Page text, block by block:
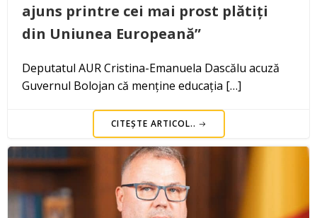
ajuns printre cei mai prost plătiți
din Uniunea Europeană”
Deputatul AUR Cristina-Emanuela Dascălu acuză
Guvernul Bolojan că menține educația […]
CITEȘTE ARTICOL..